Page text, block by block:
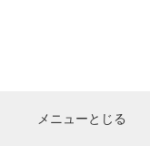
メニューとじる